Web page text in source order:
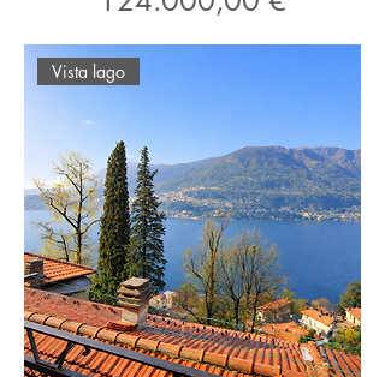
Vista lago